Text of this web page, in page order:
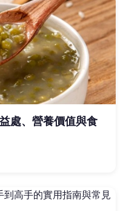
處、營養價值與食